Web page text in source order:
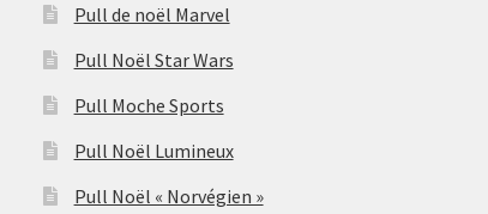
Pull de noël Marvel
Pull Noël Star Wars
Pull Moche Sports
Pull Noël Lumineux
Pull Noël « Norvégien »